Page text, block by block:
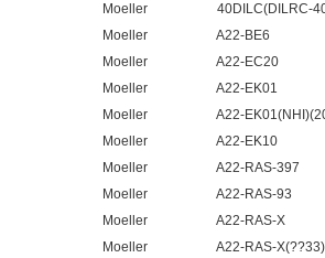
Moeller 40DILC(DILRC-
Moeller A22-BE6
Moeller A22-EC20
Moeller A22-EK01
Moeller A22-
Moeller A22-EK10
Moeller A22-RAS-397
Moeller A22-RAS-93
Moeller A22-RAS-X
Moeller A22-RAS-X(??33)